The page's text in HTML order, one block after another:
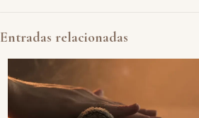
Entradas relacionadas